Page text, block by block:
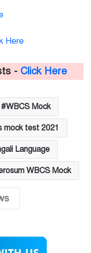
Here
- Click Here
WBCS Mock
mock test 2021
Language
WBCS Mock